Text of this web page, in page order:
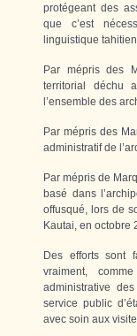
protégeant des
que c’est
linguistique
Par mépris des
territorial déchu
l’ensemble des
Par mépris des
administratif de
Par mépris de
basé dans
offusqué, lors de
Kautai, en octobre
Des efforts sont
vraiment,
administrative
service public
avec soin aux